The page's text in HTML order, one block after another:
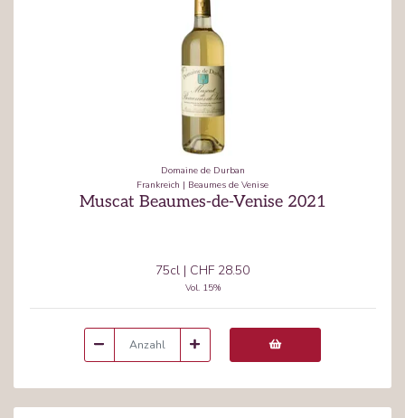
Domaine de Durban
Frankreich | Beaumes de Venise
Muscat Beaumes-de-Venise 2021
75cl | CHF 28.50
Vol. 15%